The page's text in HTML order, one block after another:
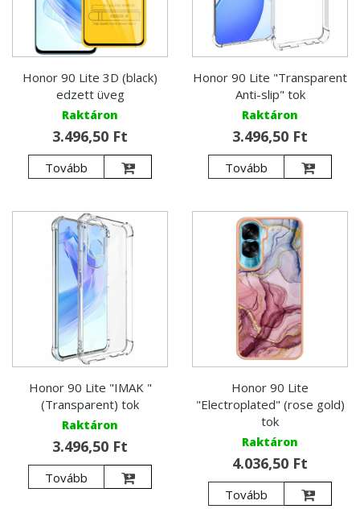
Honor 90 Lite 3D (black)
edzett üveg
Raktáron
3.496,50 Ft
Tovább
Honor 90 Lite "Transparent
Anti-slip" tok
Raktáron
3.496,50 Ft
Tovább
Honor 90 Lite "IMAK "
(Transparent) tok
Raktáron
3.496,50 Ft
Tovább
Honor 90 Lite
"Electroplated" (rose gold)
tok
Raktáron
4.036,50 Ft
Tovább